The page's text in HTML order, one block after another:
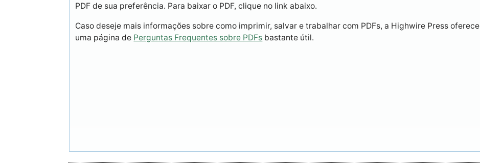
PDF de sua preferência. Para baixar o PDF, clique no link abaixo.
Caso deseje mais informações sobre como imprimir, salvar e trabalhar com PDFs, a Highwire Press oferece
uma página de Perguntas Frequentes sobre PDFs bastante útil.